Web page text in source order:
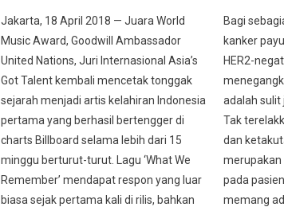
Jakarta, 18 April 2018 — Juara World
Music Award, Goodwill Ambassador
United Nations, Juri Internasional Asia’s
Got Talent kembali mencetak tonggak
sejarah menjadi artis kelahiran Indonesia
pertama yang berhasil bertengger di
charts Billboard selama lebih dari 15
minggu berturut-turut. Lagu ‘What We
Remember’ mendapat respon yang luar
biasa sejak pertama kali di rilis, bahkan
Bagi
kanker
HER2-
adalah sulit
Tak
dan
merupakan
pada
memang